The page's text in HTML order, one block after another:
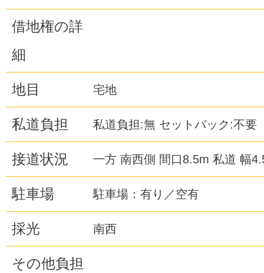
借地権の詳
細
地目 宅地
私道負担 私道負担:無 セットバック:不要
接道状況 一方 南西側 間口8.5m 私道 幅
駐車場 駐車場：有り／空有
採光 南西
その他負担